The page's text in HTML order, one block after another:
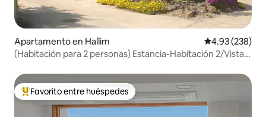
Apartamento en Hallim Calificación
4.93 (238)
(Habitación para 2 personas) Estancia-Habitación 2/Vista
Favorito entre huéspedes preferido
Favorito entre huéspedes